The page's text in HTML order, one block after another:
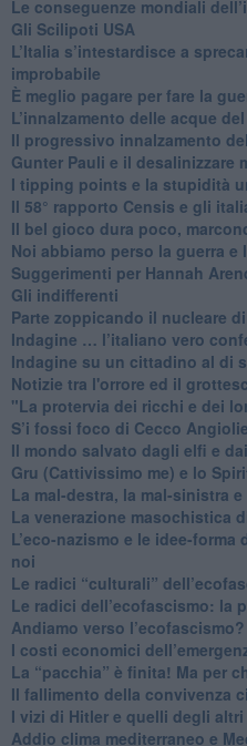
Le conseguenze mondiali
​Gli Scilipoti USA
L’Italia s’intestardisce a
improbabile
È meglio pagare per fare la
​L’innalzamento delle acque
​Il progressivo innalzamento
​Gunter Pauli e il desalinizzare
I tipping points e la stupidità
​Il 58° rapporto Censis e gli
​Il bel gioco dura poco,
Noi abbiamo perso la guerra e
Suggerimenti per Hannah
​Gli indifferenti
Parte zoppicando il nucleare
​Indagine … l’italiano vero
Indagine su un cittadino al di
Notizie tra l'orrore ed il
"La protervia dei ricchi e dei
S’i fossi foco di Cecco
​Il mondo salvato dagli elfi e
Gru (Cattivissimo me) e lo
​La mal-destra, la mal-sinistra
​La venerazione masochistica
​L’eco-nazismo e le idee-
noi
​Le radici “culturali”
Le radici dell’ecofascismo: la
Andiamo verso l’ecofascismo?
I costi economici
​La “pacchia” è finita! Ma per
​Il fallimento della convivenza
​I vizi di Hitler e quelli degli altri
Addio clima mediterraneo e